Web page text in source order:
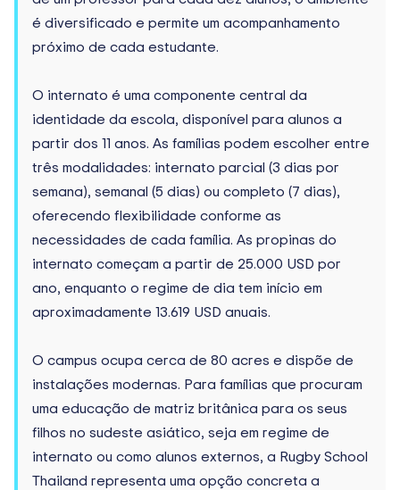
é diversificado e permite um acompanhamento
próximo de cada estudante.
O internato é uma componente central da
identidade da escola, disponível para alunos a
partir dos 11 anos. As famílias podem escolher entre
três modalidades: internato parcial (3 dias por
semana), semanal (5 dias) ou completo (7 dias),
oferecendo flexibilidade conforme as
necessidades de cada família. As propinas do
internato começam a partir de 25.000 USD por
ano, enquanto o regime de dia tem início em
aproximadamente 13.619 USD anuais.
O campus ocupa cerca de 80 acres e dispõe de
instalações modernas. Para famílias que procuram
uma educação de matriz britânica para os seus
filhos no sudeste asiático, seja em regime de
internato ou como alunos externos, a Rugby School
Thailand representa uma opção concreta a